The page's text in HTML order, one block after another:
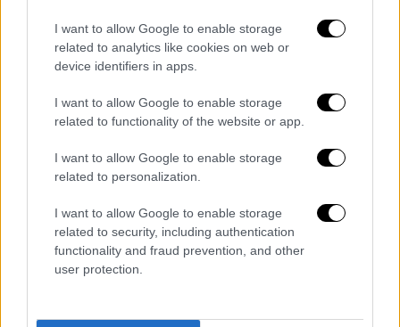
I want to allow Google to enable storage
related to analytics like cookies on web or
device identifiers in apps.
I want to allow Google to enable storage
related to functionality of the website or app.
I want to allow Google to enable storage
related to personalization.
I want to allow Google to enable storage
related to security, including authentication
functionality and fraud prevention, and other
user protection.
Τα σχολιά σας δημοσιεύονται άμεσα με δική σας ευθύνη. Το
ΕΘΝΟΣ θα παρεμβαίνει και τα προσβλητικά σχόλια θα
διαγράφονται